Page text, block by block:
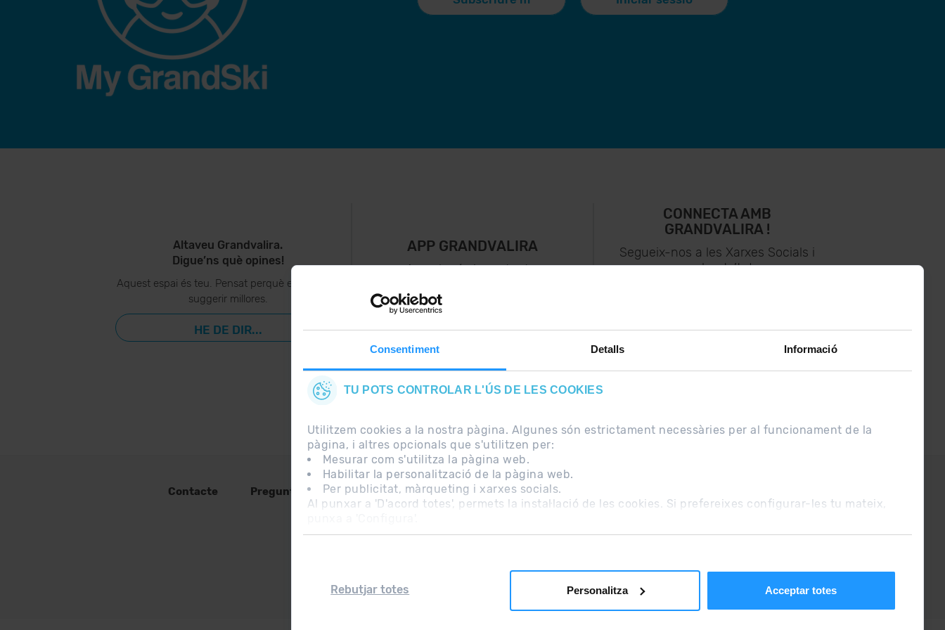
Consentiment Detalls Informació
TU POTS CONTROLAR L'ÚS DE LES COOKIES
Utilitzem cookies a la nostra pàgina. Algunes són estrictament necessàries per al funcionament de la
pàgina, i altres opcionals que s'utilitzen per:
Mesurar com s'utilitza la pàgina web.
Habilitar la personalització de la pàgina web.
Per publicitat, màrqueting i xarxes socials.
Al punxar a 'D'acord totes', permets la instal·lació de les cookies. Si prefereixes configurar-les tu mateix,
Rebutjar totes Personalitza Acceptar totes
Altaveu Grandvalira.
Digue’ns què opines!
Aquest espai és teu. Pensat perquè ens puguis
suggerir millores.
HE DE DIR...
APP GRANDVALIRA
Ara, el més important a
CONNECTA AMB
GRANDVALIRA !
Segueix-nos a les Xarxes Socials i
assabenta’t de
Contacte Preguntes freqüents Nota Legal Informació addicional RGPDUE